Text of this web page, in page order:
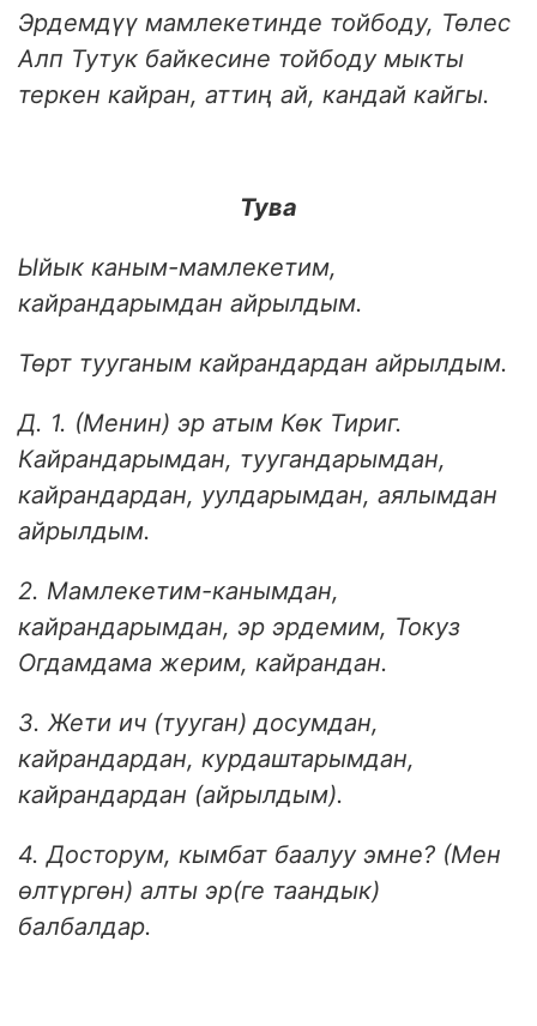
Эрдемдүү мамлекетинде тойбоду, Төлес
Алп Тутук байкесине тойбоду мыкты
теркен кайран, аттиң ай, кандай кайгы.
Тува
Ыйык каным-мамлекетим,
кайрандарымдан айрылдым.
Төрт тууганым кайрандардан айрылдым.
Д. 1. (Менин) эр атым Көк Тириг.
Кайрандарымдан, туугандарымдан,
кайрандардан, уулдарымдан, аялымдан
айрылдым.
2. Мамлекетим-канымдан,
кайрандарымдан, эр эрдемим, Токуз
Огдамдама жерим, кайрандан.
3. Жети ич (тууган) досумдан,
кайрандардан, курдаштарымдан,
кайрандардан (айрылдым).
4. Досторум, кымбат баалуу эмне? (Мен
өлтүргөн) алты эр(ге таандык)
балбалдар.